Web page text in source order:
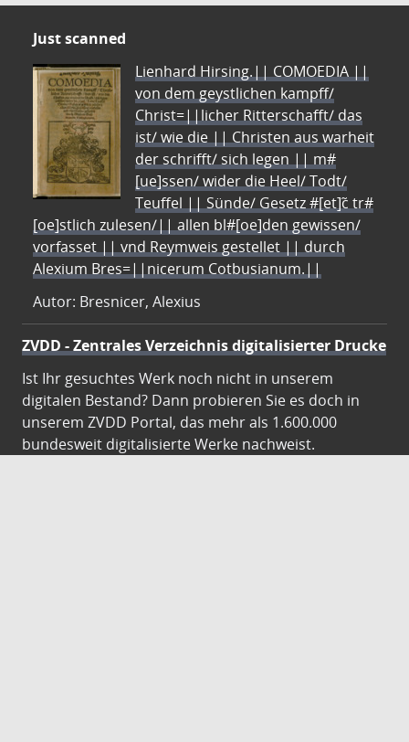
Just scanned
Lienhard Hirsing.|| COMOEDIA ||
von dem geystlichen kampff/
Christ=||licher Ritterschafft/ das
ist/ wie die || Christen aus warheit
der schrifft/ sich legen || m#
[ue]ssen/ wider die Heel/ Todt/
Teuffel || Sünde/ Gesetz #[et]c̃ tr#
[oe]stlich zulesen/|| allen bl#[oe]den gewissen/
vorfasset || vnd Reymweis gestellet || durch
Alexium Bres=||nicerum Cotbusianum.||
Autor: Bresnicer, Alexius
ZVDD - Zentrales Verzeichnis digitalisierter Drucke
Ist Ihr gesuchtes Werk noch nicht in unserem
digitalen Bestand? Dann probieren Sie es doch in
unserem ZVDD Portal, das mehr als 1.600.000
bundesweit digitalisierte Werke nachweist.